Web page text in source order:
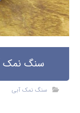
سنگ نمک
سنگ نمک آبی